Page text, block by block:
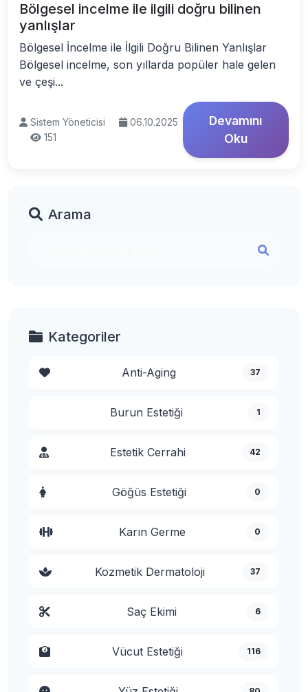
Bölgesel incelme ile ilgili doğru bilinen
yanlışlar
Bölgesel İncelme ile İlgili Doğru Bilinen Yanlışlar
Bölgesel incelme, son yıllarda popüler hale gelen
ve çeşi...
Sistem Yöneticisi
06.10.2025
151
Devamını
Oku
Arama
Kategoriler
Anti-Aging 37
Burun Estetiği 1
Estetik Cerrahi 42
Göğüs Estetiği 0
Karın Germe 0
Kozmetik Dermatoloji 37
Saç Ekimi 6
Vücut Estetiği 116